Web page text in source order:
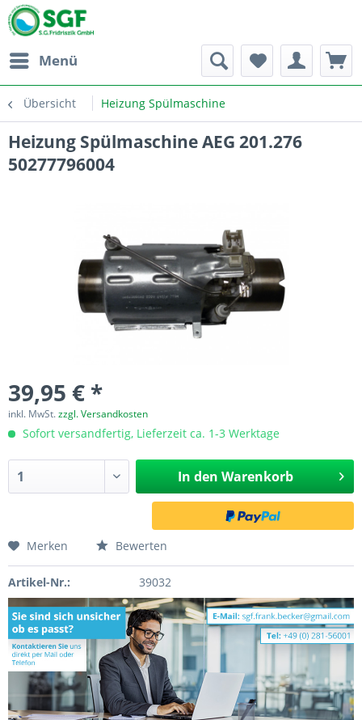
Menü
Übersicht Heizung Spülmaschine
Heizung Spülmaschine AEG 201.276
50277796004
39,95 € *
inkl. MwSt.zzgl. Versandkosten
Sofort versandfertig, Lieferzeit ca. 1-3 Werktage
In den Warenkorb
Merken Bewerten
Artikel-Nr.: 39032